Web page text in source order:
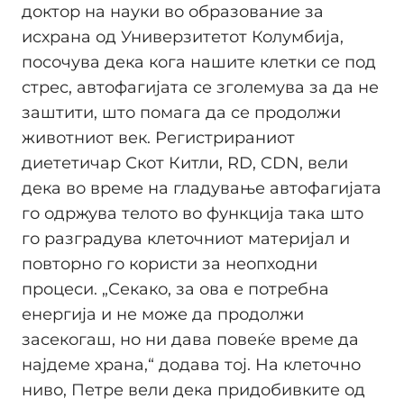
доктор на науки во образование за
исхрана од Универзитетот Колумбија,
посочува дека кога нашите клетки се под
стрес, автофагијата се зголемува за да не
заштити, што помага да се продолжи
животниот век. Регистрираниот
диететичар Скот Китли, RD, CDN, вели
дека во време на гладување автофагијата
го одржува телото во функција така што
го разградува клеточниот материјал и
повторно го користи за неопходни
процеси. „Секако, за ова е потребна
енергија и не може да продолжи
засекогаш, но ни дава повеќе време да
најдеме храна,“ додава тој. На клеточно
ниво, Петре вели дека придобивките од